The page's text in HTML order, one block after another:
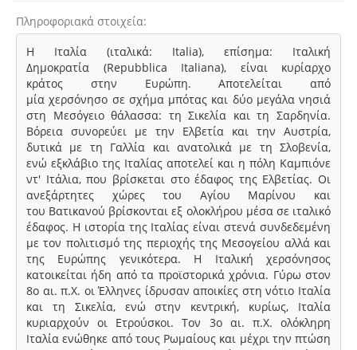
Πληροφοριακά στοιχεία
Η Ιταλία (ιταλικά: Italia), επίσημα: Ιταλική
Δημοκρατία (Repubblica Italiana), είναι κυρίαρχο
κράτος στην Ευρώπη. Αποτελείται από
μία χερσόνησο σε σχήμα μπότας και δύο μεγάλα νησιά
στη Μεσόγειο θάλασσα: τη Σικελία και τη Σαρδηνία.
Βόρεια συνορεύει με την Ελβετία και την Αυστρία,
δυτικά με τη Γαλλία και ανατολικά με τη Σλοβενία,
ενώ εξκλάβιο της Ιταλίας αποτελεί και η πόλη Καμπιόνε
ντ' Ιτάλια, που βρίσκεται στο έδαφος της Ελβετίας. Οι
ανεξάρτητες χώρες του Αγίου Μαρίνου και
του Βατικανού βρίσκονται εξ ολοκλήρου μέσα σε ιταλικό
έδαφος. Η ιστορία της Ιταλίας είναι στενά συνδεδεμένη
με τον πολιτισμό της περιοχής της Μεσογείου αλλά και
της Ευρώπης γενικότερα. Η Ιταλική χερσόνησος
κατοικείται ήδη από τα προϊστορικά χρόνια. Γύρω στον
8ο αι. π.Χ. οι Έλληνες ίδρυσαν αποικίες στη νότιο Ιταλία
και τη Σικελία, ενώ στην κεντρική, κυρίως, Ιταλία
κυριαρχούν οι Ετρούσκοι. Τον 3ο αι. π.Χ. ολόκληρη
Ιταλία ενώθηκε από τους Ρωμαίους και μέχρι την πτώση